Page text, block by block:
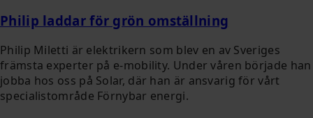
Philip laddar för grön omställning
Philip Miletti är elektrikern som blev en av Sveriges
främsta experter på e-mobility. Under våren började han
jobba hos oss på Solar, där han är ansvarig för vårt
specialistområde Förnybar energi.